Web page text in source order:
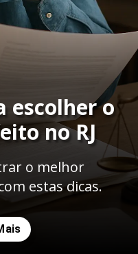
escolher o
no RJ
o melhor
estas dicas.